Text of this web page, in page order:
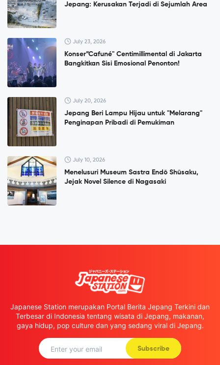
Jepang: Kerusakan Terjadi di Sejumlah Area
July 23, 2026
Konser”Cafuné" Centimillimental di Jakarta
Bangkitkan Sisi Emosional Penonton!
July 20, 2026
Jepang Beri Lampu Hijau untuk "Melarang"
Penginapan Pribadi di Pemukiman
July 10, 2026
Menelusuri Museum Sastra Endō Shūsaku,
Jejak Novel Silence di Nagasaki
Japanese Station merupakan Portal Berita Jepang Terkini dan
Terbesar di Indonesia tentang wisata di Jepang, makanan,
gaya hidup, pop culture dan yang sedang viral di Jepang.
Subscribe